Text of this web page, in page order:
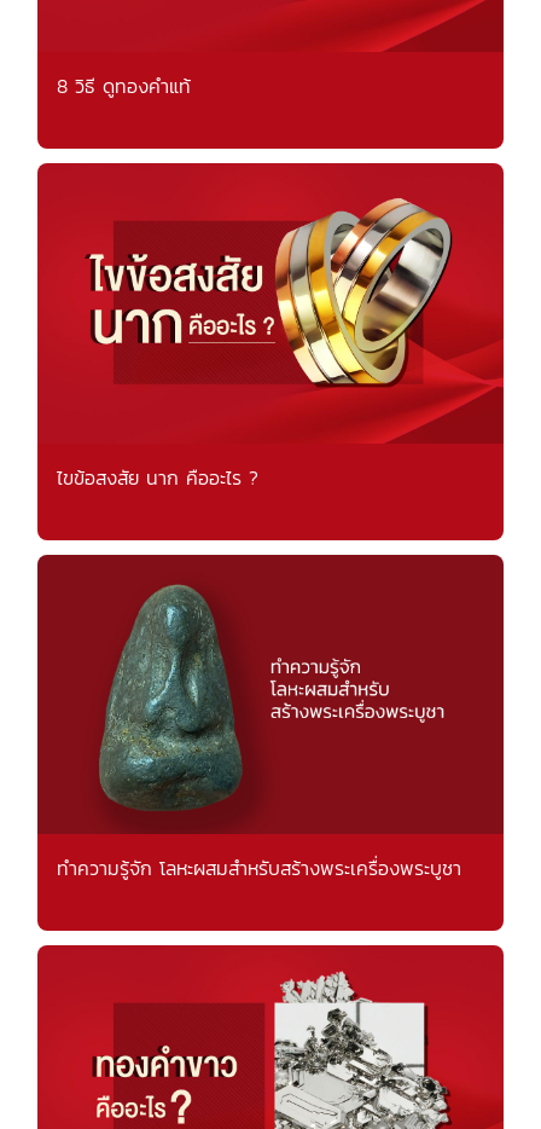
8 วิธี ดูทองคำแท้
ไขข้อสงสัย นาก คืออะไร ?
ทำความรู้จัก โลหะผสมสำหรับสร้างพระเครื่องพระบูชา